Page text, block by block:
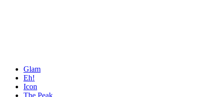
Glam
Eh!
Icon
The Peak